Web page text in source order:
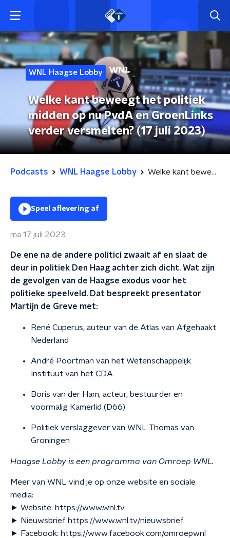
WNL Haagse Lobby
Welke kant beweegt het politiek
midden op nu PvdA en GroenLinks
verder versmelten? (17 juli 2023)
Podcasts WNL Haagse Lobby Welke kant beweegt het politiek midden op nu PvdA en GroenLinks verder versmelten? (17 juli 2023)
Speel aflevering af
ma 17 juli 2023
De ene na de andere politici zwaait af en slaat de
deur in politiek Den Haag achter zich dicht. Wat zijn
de gevolgen van de Haagse exodus voor het
politieke speelveld. Dat bespreekt presentator
Martijn de Greve met:
René Cuperus, auteur van de Atlas van Afgehaakt
Nederland
André Poortman van het Wetenschappelijk
Instituut van het CDA
Boris van der Ham, acteur, bestuurder en
voormalig Kamerlid (D66)
Politiek verslaggever van WNL Thomas van
Groningen
Haagse Lobby is een programma van Omroep WNL.
Meer van WNL vind je op onze website en sociale
media:
► Website: https://www.wnl.tv
► Nieuwsbrief https://www.wnl.tv/nieuwsbrief
► Facebook: https://www.facebook.com/omroepwnl